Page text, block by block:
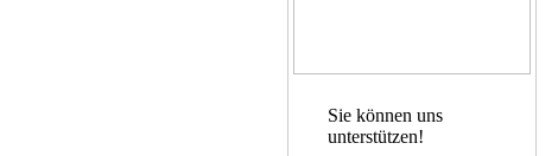
Sie können uns
unterstützen!